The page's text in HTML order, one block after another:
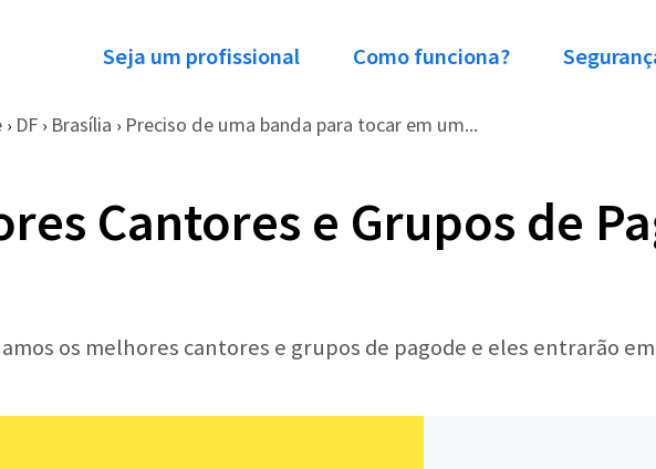
Seja um profissional Como funciona?
› DF › Brasília › Preciso de uma banda para tocar em um...
Cantores e Grupos de
os melhores cantores e grupos de pagode e eles entrarão